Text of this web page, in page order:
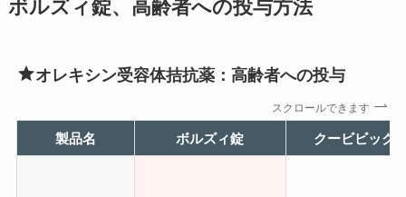
ボルズィ錠、高齢者への投与方法
オレキシン受容体拮抗薬：高齢者への投与
スクロールできます
製品名 ボルズィ錠 クービビック